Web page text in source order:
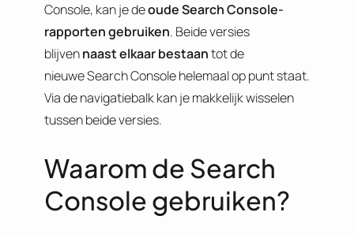
Console, kan je deoude Search Console-
rapporten gebruiken. Beide versies
blijvennaast elkaar bestaantot de
nieuwe Search Console helemaal op punt staat.
Via de navigatiebalk kan je makkelijk wisselen
tussen beide versies.
Waarom de Search
Console gebruiken?